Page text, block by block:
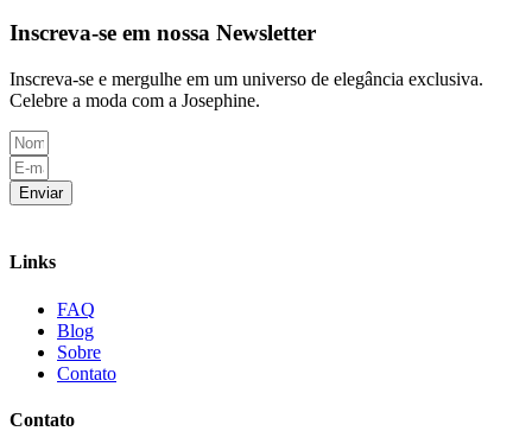
Inscreva-se em nossa Newsletter
Inscreva-se e mergulhe em um universo de elegância exclusiva.
Celebre a moda com a Josephine.
Enviar
Links
FAQ
Blog
Sobre
Contato
Contato